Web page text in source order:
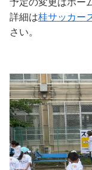
予定の変更はホー
詳細は桂サッカー
さい。